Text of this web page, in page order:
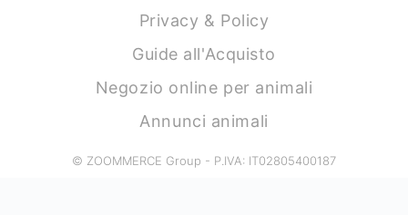
Privacy & Policy
Guide all'Acquisto
Negozio online per animali
Annunci animali
© ZOOMMERCE Group - P.IVA: IT02805400187